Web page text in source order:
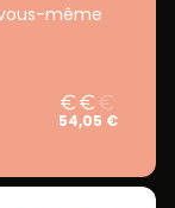
même
54,05 €